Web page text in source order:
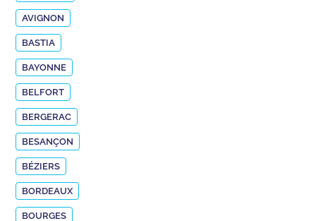
AVIGNON
BASTIA
BAYONNE
BELFORT
BERGERAC
BESANÇON
BÉZIERS
BORDEAUX
BOURGES